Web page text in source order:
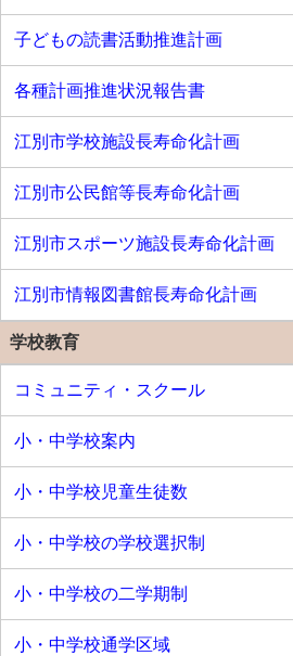
子どもの読書活動推進計画
各種計画推進状況報告書
江別市学校施設長寿命化計画
江別市公民館等長寿命化計画
江別市スポーツ施設長寿命化計画
江別市情報図書館長寿命化計画
学校教育
コミュニティ・スクール
小・中学校案内
小・中学校児童生徒数
小・中学校の学校選択制
小・中学校の二学期制
小・中学校通学区域